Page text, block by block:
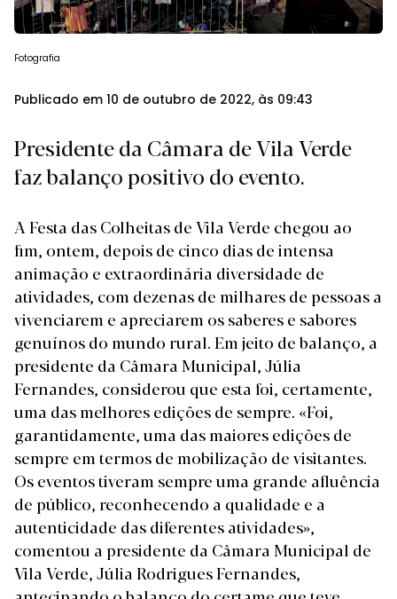
Fotografia
Publicado em 10 de outubro de 2022, às 09:43
Presidente da Câmara de Vila Verde
faz balanço positivo do evento.
A Festa das Colheitas de Vila Verde chegou ao
fim, ontem, depois de cinco dias de intensa
animação e extraordinária diversidade de
atividades, com dezenas de milhares de pessoas a
vivenciarem e apreciarem os saberes e sabores
genuínos do mundo rural. Em jeito de balanço, a
presidente da Câmara Municipal, Júlia
Fernandes, considerou que esta foi, certamente,
uma das melhores edições de sempre. «Foi,
garantidamente, uma das maiores edições de
sempre em termos de mobilização de visitantes.
Os eventos tiveram sempre uma grande afluência
de público, reconhecendo a qualidade e a
autenticidade das diferentes atividades»,
comentou a presidente da Câmara Municipal de
Vila Verde, Júlia Rodrigues Fernandes,